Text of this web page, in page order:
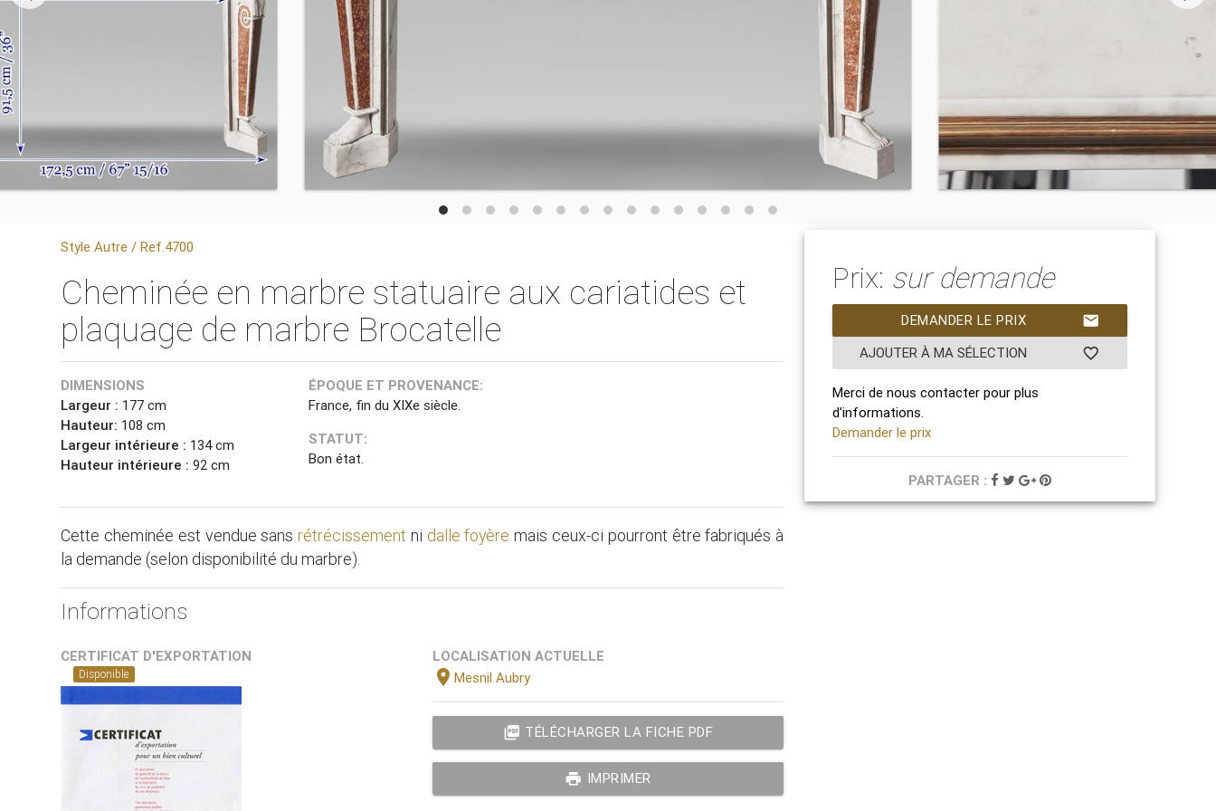
Style Autre / Ref.4700
Cheminée en marbre statuaire aux cariatides et
plaquage de marbre Brocatelle
DIMENSIONS
Largeur : 177 cm
Hauteur: 108 cm
Largeur intérieure : 134 cm
Hauteur intérieure :92 cm
ÉPOQUE ET PROVENANCE:
France, fin du XIXe siècle.
STATUT:
Bon état.
Cette cheminée est vendue sans rétrécissement ni dalle foyère mais ceux-ci pourront être fabriqués à
la demande (selon disponibilité du marbre).
Informations
CERTIFICAT D'EXPORTATION
Disponible
LOCALISATION ACTUELLE
location_on Mesnil Aubry
picture_as_pdf TÉLÉCHARGER LA FICHE PDF
print IMPRIMER
Prix: sur demande
mail
DEMANDER LE PRIX
favorite_border
AJOUTER À MA SÉLECTION
Merci de nous contacter pour plus
d'informations.
Demander le prix
PARTAGER :